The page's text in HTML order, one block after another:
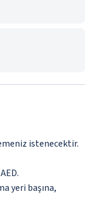
istenecektir.
yeri başına,